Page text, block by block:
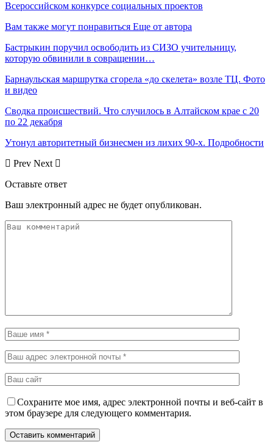
Всероссийском конкурсе социальных проектов
Вам также могут понравиться Еще от автора
Бастрыкин поручил освободить из СИЗО учительницу,
которую обвинили в совращении…
Барнаульская маршрутка сгорела «до скелета» возле ТЦ. Фото
и видео
Сводка происшествий. Что случилось в Алтайском крае с 20
по 22 декабря
Утонул авторитетный бизнесмен из лихих 90-х. Подробности
Prev Next
Оставьте ответ
Ваш электронный адрес не будет опубликован.
Сохраните мое имя, адрес электронной почты и веб-сайт в
этом браузере для следующего комментария.